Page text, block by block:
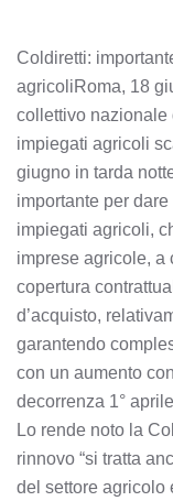
Coldiretti:
agricoliRoma, 18
collettivo nazionale
impiegati agricoli
giugno in tarda
importante per
impiegati agricoli,
imprese agricole, a
copertura
d’acquisto,
garantendo
con un aumento
decorrenza 1°
Lo rende noto la
rinnovo “si tratta
del settore agricolo